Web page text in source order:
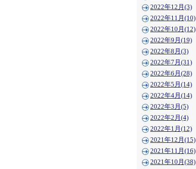
2022年12月(3)
2022年11月(10)
2022年10月(12)
2022年9月(19)
2022年8月(3)
2022年7月(31)
2022年6月(28)
2022年5月(14)
2022年4月(14)
2022年3月(5)
2022年2月(4)
2022年1月(12)
2021年12月(15)
2021年11月(16)
2021年10月(38)